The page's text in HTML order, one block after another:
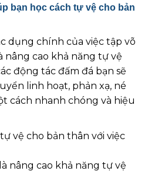
bạn học cách tự vệ cho bản
dụng chính của việc tập võ
nâng cao khả năng tự vệ
động tác đấm đá bạn sẽ
linh hoạt, phản xạ, né
cách nhanh chóng và hiệu
vệ cho bản thân với việc
nâng cao khả năng tự vệ